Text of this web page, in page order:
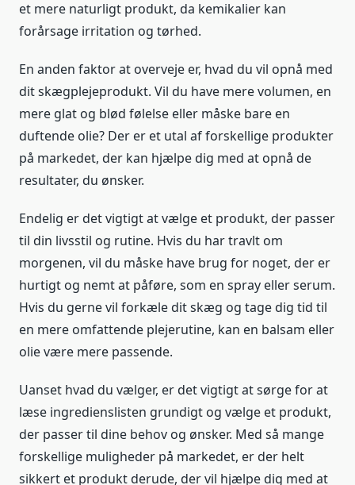
et mere naturligt produkt, da kemikalier kan
forårsage irritation og tørhed.
En anden faktor at overveje er, hvad du vil opnå med
dit skægplejeprodukt. Vil du have mere volumen, en
mere glat og blød følelse eller måske bare en
duftende olie? Der er et utal af forskellige produkter
på markedet, der kan hjælpe dig med at opnå de
resultater, du ønsker.
Endelig er det vigtigt at vælge et produkt, der passer
til din livsstil og rutine. Hvis du har travlt om
morgenen, vil du måske have brug for noget, der er
hurtigt og nemt at påføre, som en spray eller serum.
Hvis du gerne vil forkæle dit skæg og tage dig tid til
en mere omfattende plejerutine, kan en balsam eller
olie være mere passende.
Uanset hvad du vælger, er det vigtigt at sørge for at
læse ingredienslisten grundigt og vælge et produkt,
der passer til dine behov og ønsker. Med så mange
forskellige muligheder på markedet, er der helt
sikkert et produkt derude, der vil hjælpe dig med at